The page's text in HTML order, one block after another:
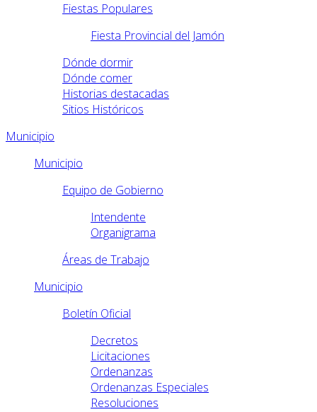
Fiestas Populares
Fiesta Provincial del Jamón
Dónde dormir
Dónde comer
Historias destacadas
Sitios Históricos
Municipio
Municipio
Equipo de Gobierno
Intendente
Organigrama
Áreas de Trabajo
Municipio
Boletín Oficial
Decretos
Licitaciones
Ordenanzas
Ordenanzas Especiales
Resoluciones